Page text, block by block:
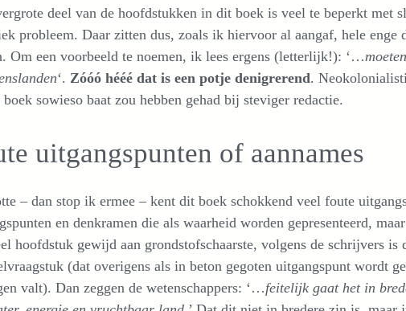
deel van de hoofdstukken in dit boek is veel te beperkt met
probleem. Daar zitten dus, zoals ik hiervoor al aangaf, hele enge
Om een voorbeeld te noemen, ik lees ergens (letterlijk!): ‘…
‘. Zóóó hééé dat is een potje denigrerend.
sowieso baat zou hebben gehad bij steviger redactie.
uitgangspunten of aannames
– dan stop ik ermee – kent dit boek schokkend veel foute
en denkramen die als waarheid worden gepresenteerd,
hoofdstuk gewijd aan grondstofschaarste, volgens de schrijvers is
(dat overigens als in beton gegoten uitgangspunt wordt
valt). Dan zeggen de wetenschappers: ‘…feitelijk gaat het in